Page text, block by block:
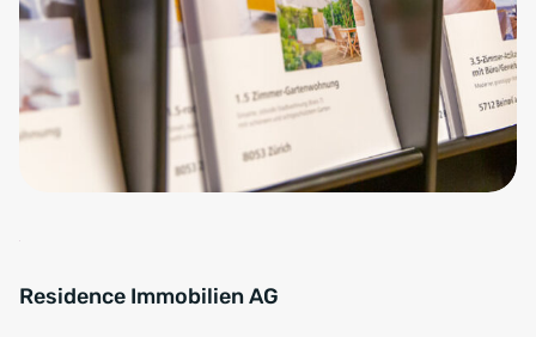
Residence Immobilien AG